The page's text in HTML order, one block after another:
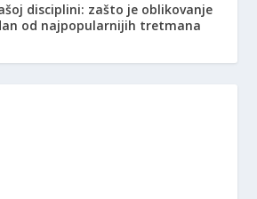
disciplini: zašto je oblikovanje
od najpopularnijih tretmana